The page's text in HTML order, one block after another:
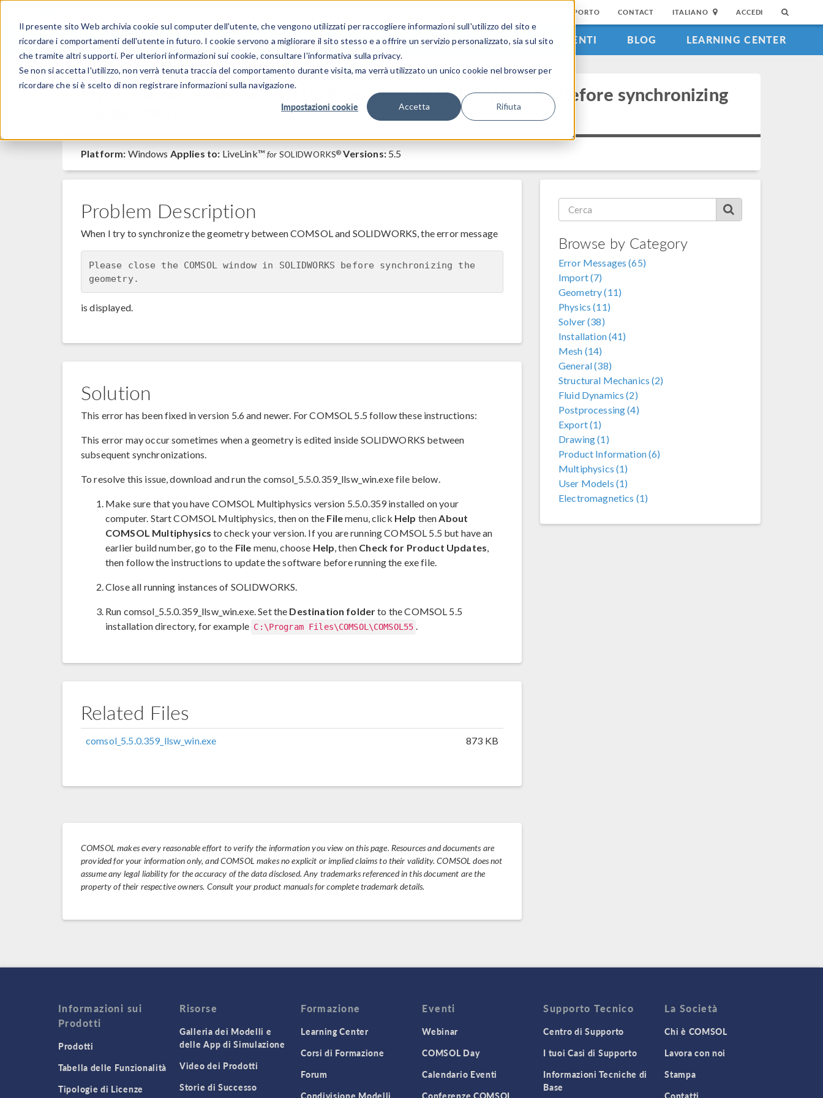
Il presente sito Web archivia cookie sul computer dell'utente, che vengono utilizzati per raccogliere informazioni sull'utilizzo del sito e
ricordare i comportamenti dell'utente in futuro. I cookie servono a migliorare il sito stesso e a offrire un servizio personalizzato, sia sul sito
che tramite altri supporti. Per ulteriori informazioni sui cookie, consultare l'informativa sulla privacy.
Se non si accetta l'utilizzo, non verrà tenuta traccia del comportamento durante visita, ma verrà utilizzato un unico cookie nel browser per
ricordare che si è scelto di non registrare informazioni sulla navigazione.
Impostazioni cookie Accetta Rifiuta
CENTRO DI SUPPORTO CONTACT ITALIANO ACCEDI
PRODOTTI SETTORI INDUSTRIALI GALLERIA DEI VIDEO EVENTI BLOG LEARNING CENTER
Error: Please close the COMSOL window in SOLIDWORKS before synchronizing
Platform: Windows Applies to: LiveLink™for SOLIDWORKS® Versions: 5.5
Problem Description
When I try to synchronize the geometry between COMSOL and SOLIDWORKS, the error message
Please close the COMSOL window in SOLIDWORKS before synchronizing the
is displayed.
Solution
This error has been fixed in version 5.6 and newer. For COMSOL 5.5 follow these instructions:
This error may occur sometimes when a geometry is edited inside SOLIDWORKS between
subsequent synchronizations.
To resolve this issue, download and run the comsol_5.5.0.359_llsw_win.exe file below.
Make sure that you have COMSOL Multiphysics version 5.5.0.359 installed on your
computer. Start COMSOL Multiphysics, then on the Filemenu, click Help thenAbout
COMSOL Multiphysics to check your version. If you are running COMSOL 5.5 but have an
earlier build number, go to the File menu, choose Help, then Check for Product Updates,
then follow the instructions to update the software before running the exe file.
Close all running instances of SOLIDWORKS.
Run comsol_5.5.0.359_llsw_win.exe. Set the Destination folderto the COMSOL 5.5
installation directory, for example C:\Program Files\COMSOL\COMSOL55 .
Related Files
comsol_5.5.0.359_llsw_win.exe 873 KB
Browse by Category
Error Messages (65)
Import (7)
Geometry (11)
Physics (11)
Solver (38)
Installation (41)
Mesh (14)
General (38)
Structural Mechanics (2)
Fluid Dynamics (2)
Postprocessing (4)
Export (1)
Drawing (1)
Product Information (6)
Multiphysics (1)
User Models (1)
Electromagnetics (1)
COMSOL makes every reasonable effort to verify the information you view on this page. Resources and documents are
provided for your information only, and COMSOL makes no explicit or implied claims to their validity. COMSOL does not
assume any legal liability for the accuracy of the data disclosed. Any trademarks referenced in this document are the
property of their respective owners. Consult your product manuals for complete trademark details.
Informazioni sui
Prodotti
Prodotti
Tabella delle Funzionalità
Tipologie di Licenze
Risorse
Galleria dei Modelli e
delle App di Simulazione
Video dei Prodotti
Storie di Successo
Formazione
Learning Center
Corsi di Formazione
Forum
Eventi
Webinar
COMSOL Day
Calendario Eventi
Supporto Tecnico
Centro di Supporto
I tuoi Casi di Supporto
Informazioni Tecniche di
Base
La Società
Chi è COMSOL
Lavora con noi
Stampa